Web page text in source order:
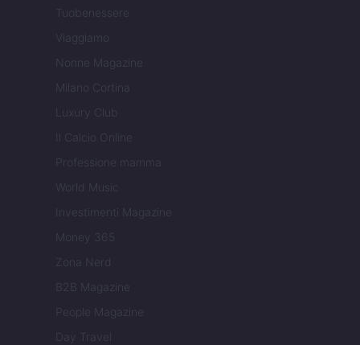
Tuobenessere
Viaggiamo
Nonne Magazine
Milano Cortina
Luxury Club
Il Calcio Online
Professione mamma
World Music
Investimenti Magazine
Money 365
Zona Nerd
B2B Magazine
People Magazine
Day Travel